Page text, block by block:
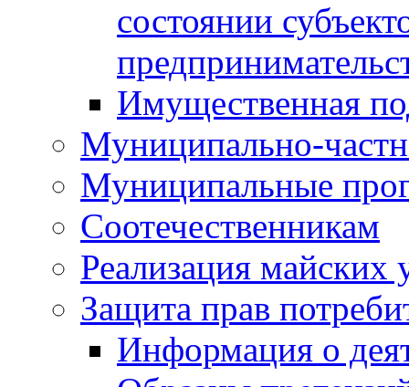
состоянии
Имущественная
Муниципально-
Муниципальные
Соотечественникам
Реализация майских
Защита прав
Информация о